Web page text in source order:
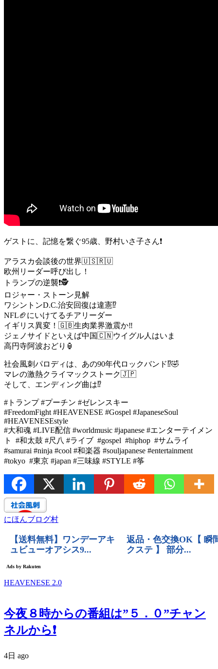
ゲストに、記憶を繋ぐ95歳、野村いさ子さん❗️
アラスカ会談後の世界🇺🇸🇷🇺
欧州リーダー呼び出し！
トランプの逆襲❗️🕵️
ロジャー・ストーン見解
ワシントンD.C.治安回復は違憲⁉️
NFL🏈にいけてるチアリーダー
イギリス異変！🇬🇧生肉業界激震か‼️
ジェノサイドといえば中国🇨🇳ウイグル人はいま
高円寺阿波おどり🏮
社会風刺パロディは、あの90年代ロックバンド⁉️🤣
マレの激熱クライマックストーク🇯🇵
そして、エンディング曲は⁉️
#トランプ #プーチン #ゼレンスキー
#FreedomFight #HEAVENESE #Gospel #JapaneseSoul
#HEAVENESEstyle
#大和魂 #LIVE配信 #worldmusic #japanese #エンターテイメン
ト #和太鼓 #尺八 #ライブ #gospel #hiphop #サムライ
#samurai #ninja #cool #和楽器 #souljapanese #entertainment
#tokyo #東京 #japan #三味線 #STYLE #筝
にほんブログ村
HEAVENESE 2.0
今夜８時からの番組は”５．０”チャン
ネルから❗️
4日 ago